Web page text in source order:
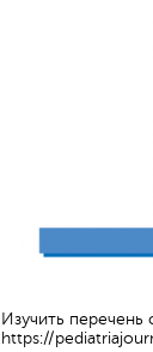
Изучить
https://